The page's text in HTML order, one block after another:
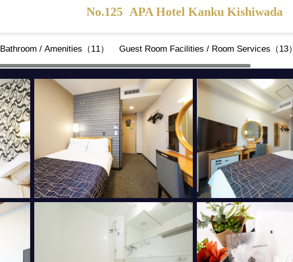
No.125 APA Hotel Kanku Kishiwada
Bathroom / Amenities（11） Guest Room Facilities / Room Services（13）